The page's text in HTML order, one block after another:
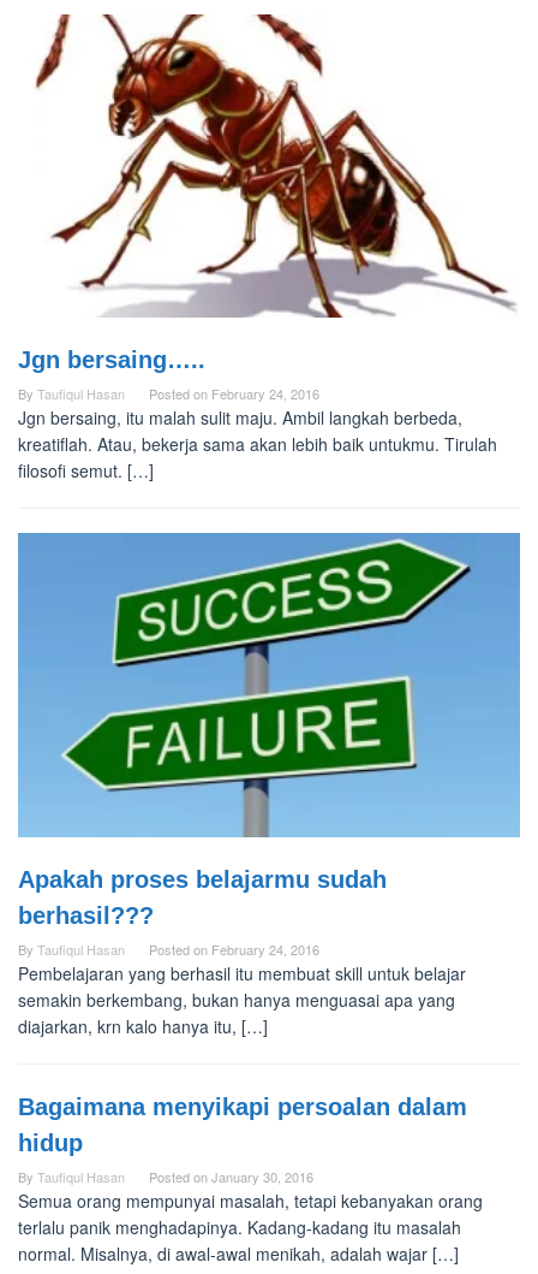
Jgn bersaing…..
By Taufiqul Hasan Posted on February 24, 2016
Jgn bersaing, itu malah sulit maju. Ambil langkah berbeda,
kreatiflah. Atau, bekerja sama akan lebih baik untukmu. Tirulah
filosofi semut. […]
Apakah proses belajarmu sudah
berhasil???
By Taufiqul Hasan Posted on February 24, 2016
Pembelajaran yang berhasil itu membuat skill untuk belajar
semakin berkembang, bukan hanya menguasai apa yang
diajarkan, krn kalo hanya itu, […]
Bagaimana menyikapi persoalan dalam
hidup
By Taufiqul Hasan Posted onJanuary 30, 2016
Semua orang mempunyai masalah, tetapi kebanyakan orang
terlalu panik menghadapinya. Kadang-kadang itu masalah
normal. Misalnya, di awal-awal menikah, adalah wajar […]